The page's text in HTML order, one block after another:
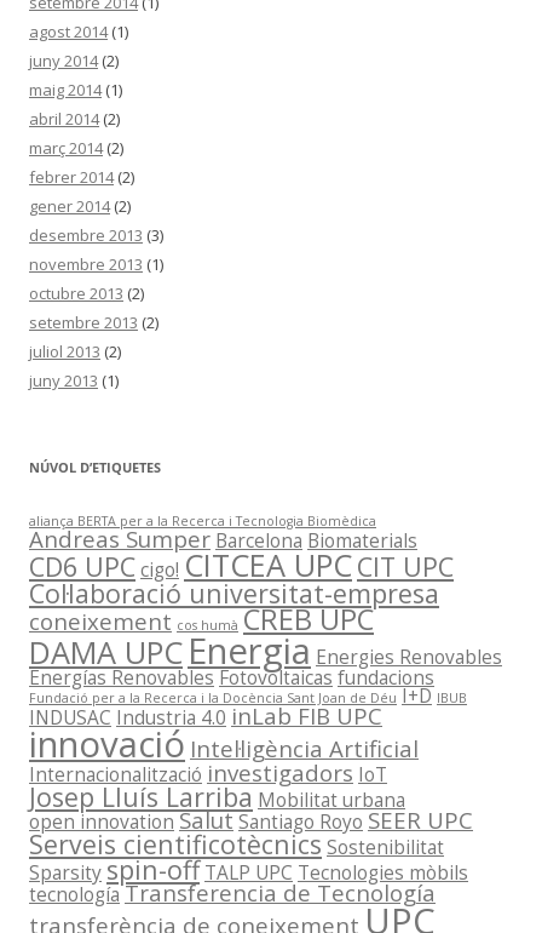
agost 2014(1)
juny 2014(2)
maig 2014(1)
abril 2014(2)
març 2014(2)
febrer 2014(2)
gener 2014(2)
desembre 2013 (3)
novembre 2013 (1)
octubre 2013 (2)
setembre 2013 (2)
juliol 2013 (2)
juny 2013 (1)
NÚVOL D’ETIQUETES
aliança BERTA per a la Recerca i Tecnologia Biomèdica
Andreas Sumper Barcelona Biomaterials
CD6 UPCcigo! CITCEA UPCCIT UPC
Col·laboració universitat-empresa
coneixement cos humà CREB UPC
DAMA UPC Energia Energies Renovables
Energías RenovablesFotovoltaicas fundacions
Fundació per a la Recerca i la Docència Sant Joan de Déu I+D IBUB
INDUSAC Industria 4.0 inLab FIB UPC
innovació Intel·ligència Artificial
Internacionalització investigadors IoT
Josep Lluís Larriba Mobilitat urbana
open innovation SalutSantiago Royo SEER UPC
Serveis cientificotècnics Sostenibilitat
Sparsityspin-off TALP UPC Tecnologies mòbils
tecnología Transferencia de Tecnología
transferència de coneixement UPC